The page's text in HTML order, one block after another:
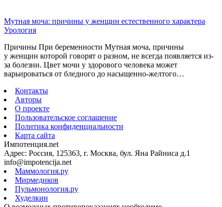
Мутная моча: причины у женщин естественного характера
Урология
Причины При беременности Мутная моча, причины
у женщин которой говорят о разном, не всегда появляется из-
за болезни. Цвет мочи у здорового человека может
варьироваться от бледного до насыщенно-желтого…
Контакты
Авторы
О проекте
Пользовательское соглашение
Политика конфиденциальности
Карта сайта
Импотенция.net
Адрес: Россия, 125363, г. Москва, бул. Яна Райниса д.1
info@impotencija.net
Маммология.ру
Мирмедиков
Пульмонология.ру
Худелкин